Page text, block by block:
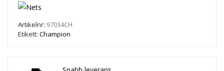
Artikelnr: 97034CH
Etikett: Champion